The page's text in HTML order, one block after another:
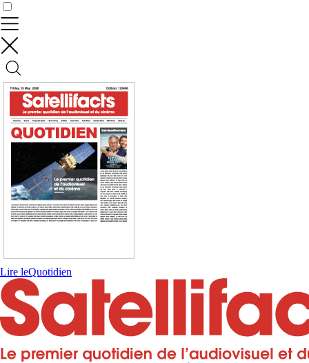
Lire leQuotidien
Contrôler vos données